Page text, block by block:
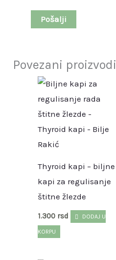
Povezani proizvodi
Thyroid kapi – biljne
kapi za regulisanje
štitne žlezde
1.300 rsd DODAJ U
KORPU